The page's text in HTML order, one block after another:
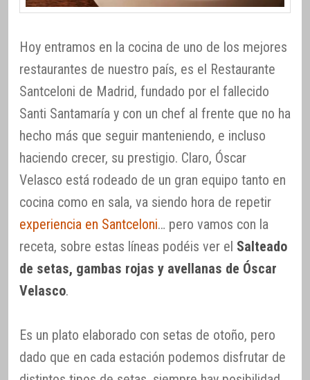
Hoy entramos en la cocina de uno de los mejores
restaurantes de nuestro país, es el Restaurante
Santceloni de Madrid, fundado por el fallecido
Santi Santamaría y con un chef al frente que no ha
hecho más que seguir manteniendo, e incluso
haciendo crecer, su prestigio. Claro, Óscar
Velasco está rodeado de un gran equipo tanto en
cocina como en sala, va siendo hora de repetir
experiencia en Santceloni… pero vamos con la
receta, sobre estas líneas podéis ver el Salteado
de setas, gambas rojas y avellanas de Óscar
Velasco.
Es un plato elaborado con setas de otoño, pero
dado que en cada estación podemos disfrutar de